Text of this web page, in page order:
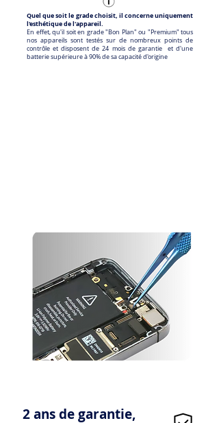
Quel que soit le grade choisit, il concerne uniquement
l'esthétique de l'appareil.
En effet, qu'il soit en grade "Bon Plan" ou "Premium" tous
nos appareils sont testés sur de nombreux points de
contrôle et disposent de 24 mois de garantie et d'une
batterie supérieure à 90% de sa capacité d'origine
2 ans de garantie,